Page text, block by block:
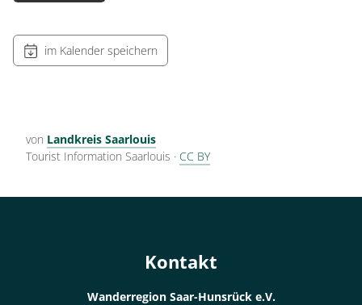
im Kalender speichern
von Landkreis Saarlouis
Tourist Information Saarlouis · CC BY
Kontakt
Wanderregion Saar-Hunsrück e.V.